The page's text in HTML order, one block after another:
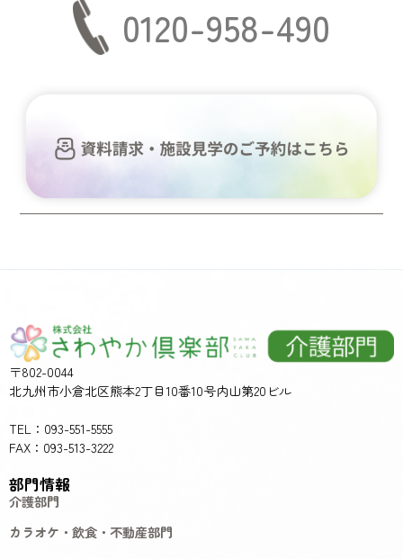
0120-958-490
〒802-0044
北九州市小倉北区熊本2丁目10番10号内山第20ビル
TEL：093-551-5555
FAX：093-513-3222
部門情報
介護部門
カラオケ・飲食・不動産部門